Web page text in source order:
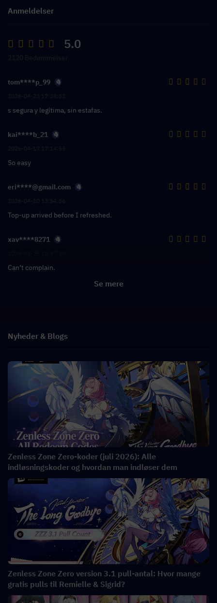
Anmeldelser
5.0
tom****p_99
s segura y legítima, sin estafas.
kai****b_21
So easy
eri****@gmail.com
Top-up arrived before I refreshed.
xav****8271
Can’t complain.
Se mere
Nyheder & Blogs
Zenless Zone Zero-koder (juli 2026): Alle
indløsningskoder og hvordan man indløser dem
Zenless Zone Zero version 3.1 pull-antal: Hvor mange
gratis pulls til Remielle & Sigrid?